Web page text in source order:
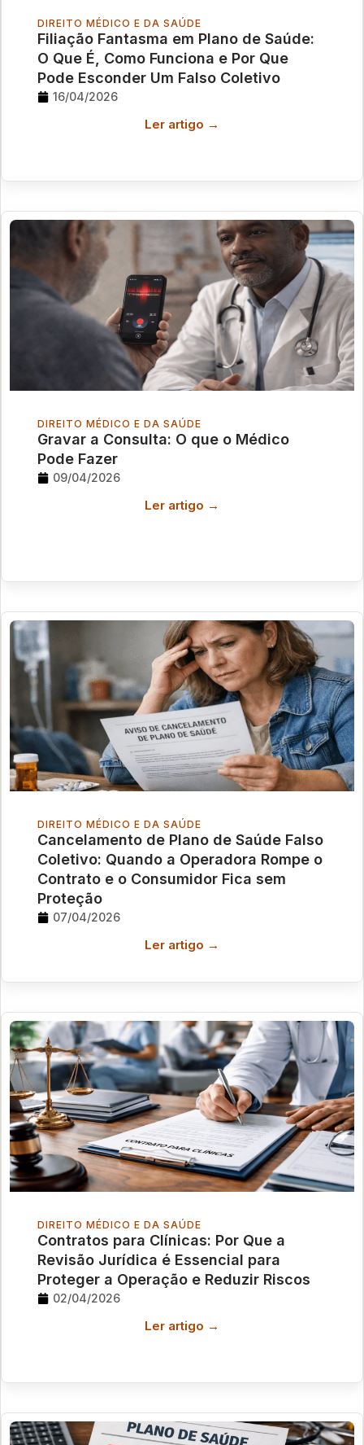
DIREITO MÉDICO E DA SAÚDE
Filiação Fantasma em Plano de Saúde:
O Que É, Como Funciona e Por Que
Pode Esconder Um Falso Coletivo
16/04/2026
Ler artigo →
DIREITO MÉDICO E DA SAÚDE
Gravar a Consulta: O que o Médico
Pode Fazer
09/04/2026
Ler artigo →
DIREITO MÉDICO E DA SAÚDE
Cancelamento de Plano de Saúde Falso
Coletivo: Quando a Operadora Rompe o
Contrato e o Consumidor Fica sem
Proteção
07/04/2026
Ler artigo →
DIREITO MÉDICO E DA SAÚDE
Contratos para Clínicas: Por Que a
Revisão Jurídica é Essencial para
Proteger a Operação e Reduzir Riscos
02/04/2026
Ler artigo →